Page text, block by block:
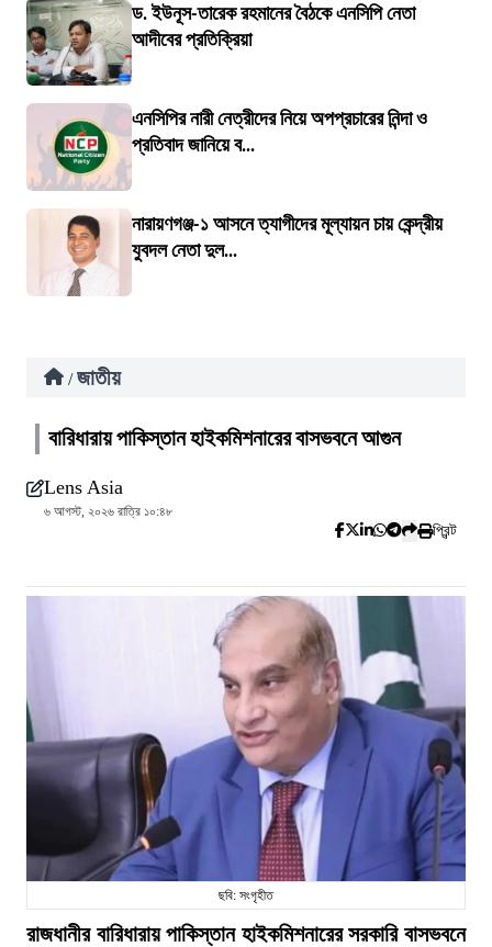
ড. ইউনূস-তারেক রহমানের বৈঠকে এনসিপি নেতা
আদীবের প্রতিক্রিয়া
এনসিপির নারী নেত্রীদের নিয়ে অপপ্রচারের নিন্দা ও
প্রতিবাদ জানিয়ে ব...
নারায়ণগঞ্জ-১ আসনে ত্যাগীদের মূল্যায়ন চায় কেন্দ্রীয়
যুবদল নেতা দুল...
/ জাতীয়
বারিধারায় পাকিস্তান হাইকমিশনারের বাসভবনে আগুন
Lens Asia
৬ আগস্ট, ২০২৬ রাত্রি ১০:৪৮
প্রিন্ট
ছবি: সংগৃহীত
রাজধানীর বারিধারায় পাকিস্তান হাইকমিশনারের সরকারি বাসভবনে